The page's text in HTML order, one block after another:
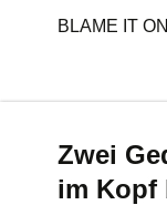
BLAME IT
Zwei
im Kopf